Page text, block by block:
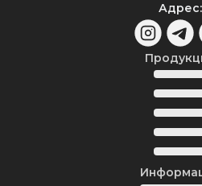
Адрес: